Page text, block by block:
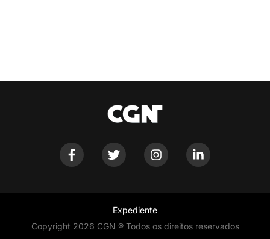
Expediente
Copyright 2026 CGN ® Todos os direitos reservados